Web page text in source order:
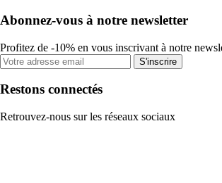
Abonnez-vous à notre newsletter
Profitez de -10% en vous inscrivant à notre
S'inscrire
Restons connectés
Retrouvez-nous sur les réseaux sociaux